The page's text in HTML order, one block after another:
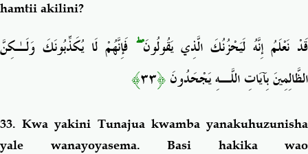
hamtii akilini?
قَدْ نَعْلَمُ إِنَّهُ لَيَحْزُنُكَ الَّذِي يَقُولُونَۖ فَإِنَّهُمْ لَا يُكَذِّبُونَكَ وَلَـٰكِنَّ
الظَّالِمِينَ بِآيَاتِ اللَّـهِ يَجْحَدُونَ﴿٣٣﴾
33. Kwa yakini Tunajua kwamba yanakuhuzunisha
yale wanayoyasema. Basi hakika wao